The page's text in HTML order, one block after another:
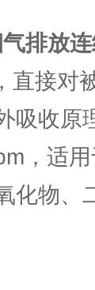
排放
直接对
吸收原
，适
化物、